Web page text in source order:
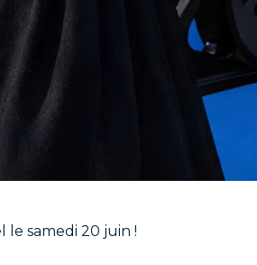
samedi 20 juin !